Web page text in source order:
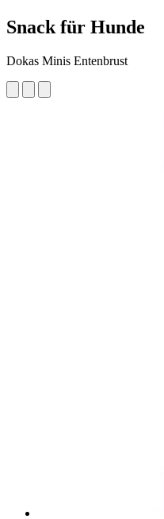
Snack für Hunde
Dokas Minis Entenbrust